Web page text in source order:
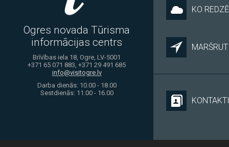
Ogres novada Tūrisma
informācijas centrs
Brīvības iela 18, Ogre, LV-5001
+371 65 071 883, +371 29 491 685
info@visitogre.lv
Darba dienās: 10.00 - 18.00
Sestdienās: 11.00 - 16.00
KO
KONTAKTI